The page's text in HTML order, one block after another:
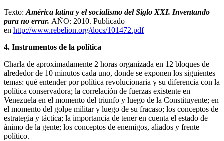
Texto: América latina y el socialismo del Siglo XXI. Inventando
para no errar. AÑO: 2010. Publicado
en http://www.rebelion.org/docs/101472.pdf
4. Instrumentos de la política
Charla de aproximadamente 2 horas organizada en 12 bloques de
alrededor de 10 minutos cada uno, donde se exponen los siguientes
temas: qué entender por política revolucionaria y su diferencia con la
política conservadora; la correlación de fuerzas existente en
Venezuela en el momento del triunfo y luego de la Constituyente; en
el momento del golpe militar y luego de su fracaso; los conceptos de
estrategia y táctica; la importancia de tener en cuenta el estado de
ánimo de la gente; los conceptos de enemigos, aliados y frente
político.